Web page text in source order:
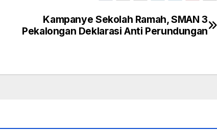
Kampanye Sekolah Ramah, SMAN 3
Pekalongan Deklarasi Anti Perundungan